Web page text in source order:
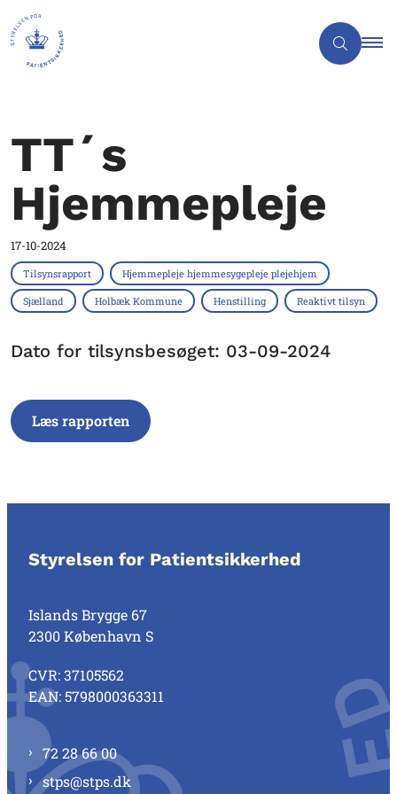
TT´s
Hjemmepleje
17-10-2024
Tilsynsrapport Hjemmepleje hjemmesygepleje plejehjem
Sjælland Holbæk Kommune Henstilling Reaktivt tilsyn
Dato for tilsynsbesøget: 03-09-2024
Læs rapporten
Styrelsen for Patientsikkerhed
Islands Brygge 67
2300 København S
CVR: 37105562
EAN: 5798000363311
72 28 66 00
stps@stps.dk